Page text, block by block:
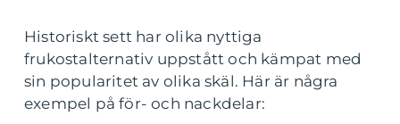
Historiskt sett har olika nyttiga
frukostalternativ uppstått och kämpat med
sin popularitet av olika skäl. Här är några
exempel på för- och nackdelar: